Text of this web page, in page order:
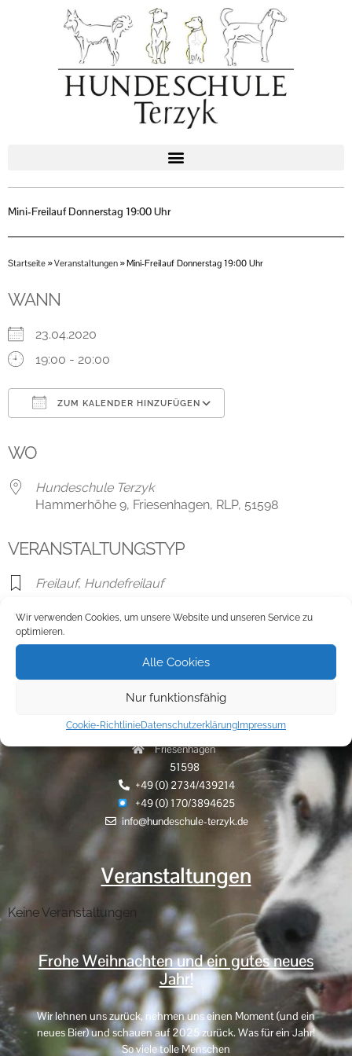
Wir verwenden Cookies, um unsere Website und unseren Service zu
optimieren.
Alle Cookies
Nur funktionsfähig
Cookie-RichtlinieDatenschutzerklärung Impressum
Mini-Freilauf Donnerstag 19:00 Uhr
Startseite »Veranstaltungen »Mini-Freilauf Donnerstag 19:00 Uhr
WANN
23.04.2020
19:00 - 20:00
ZUM KALENDER HINZUFÜGEN
WO
Hundeschule Terzyk
Hammerhöhe 9, Friesenhagen, RLP, 51598
VERANSTALTUNGSTYP
Freilauf, Hundefreilauf
Karte nicht verfügbar
Hundeschule Terzyk
Hammerhöhe 9
Friesenhagen
51598
+49 (0) 2734/439214
+49 (0) 170/3894625
info@hundeschule-terzyk.de
Veranstaltungen
Keine Veranstaltungen
Frohe Weihnachten und ein gutes neues
Jahr!
Wir lehnen uns zurück, nehmen uns einen Moment (und ein
neues Bier) und schauen auf 2025 zurück. Was für ein Jahr!
So viele tolle Menschen